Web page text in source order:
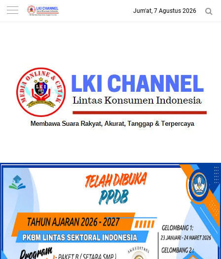
-->
Jum'at, 7 Agustus 2026